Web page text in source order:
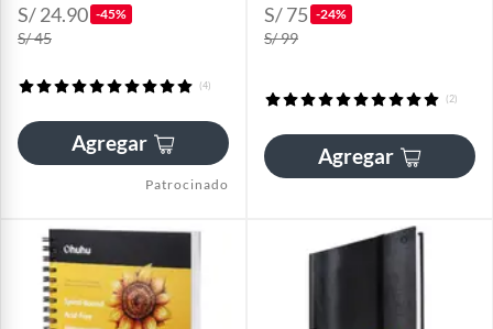
S/ 24.90 -45%
S/ 45
(4)
Agregar
Patrocinado
S/ 75 -24%
S/ 99
(2)
Agregar